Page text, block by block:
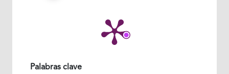
Palabras clave